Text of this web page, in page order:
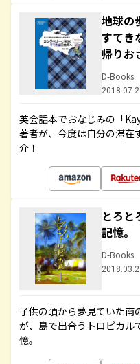
地球の
すてき
帰りお
D-Books
英会話本でおなじみの「
著者が、今度は自分の滞在
介！
とろ
記憶
D-Books
子供の頃から夢見ていた南
が、島で出合うトロピカル
憶。